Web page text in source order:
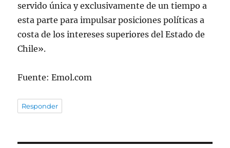
servido única y exclusivamente de un tiempo a
esta parte para impulsar posiciones políticas a
costa de los intereses superiores del Estado de
Chile».
Fuente: Emol.com
Responder